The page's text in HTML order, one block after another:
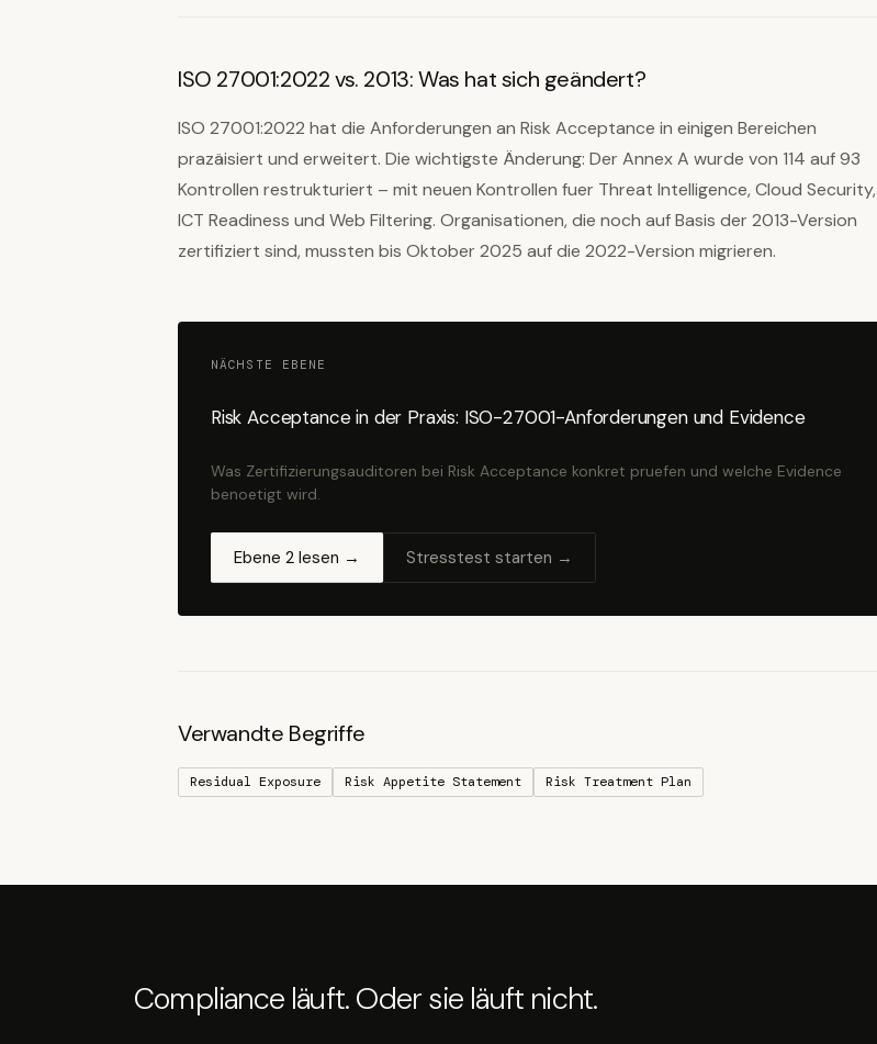
ISO 27001:2022 vs. 2013: Was hat sich geändert?
ISO 27001:2022 hat die Anforderungen an Risk Acceptance in einigen Bereichen
prazäisiert und erweitert. Die wichtigste Änderung: Der Annex A wurde von 114 auf 93
Kontrollen restrukturiert – mit neuen Kontrollen fuer Threat Intelligence, Cloud Security,
ICT Readiness und Web Filtering. Organisationen, die noch auf Basis der 2013-Version
zertifiziert sind, mussten bis Oktober 2025 auf die 2022-Version migrieren.
NÄCHSTE EBENE
Risk Acceptance in der Praxis: ISO-27001-Anforderungen und Evidence
Was Zertifizierungsauditoren bei Risk Acceptance konkret pruefen und welche Evidence
benoetigt wird.
Ebene 2 lesen → Stresstest starten →
Verwandte Begriffe
Residual Exposure Risk Appetite Statement Risk Treatment Plan
Compliance läuft. Oder sie läuft nicht.